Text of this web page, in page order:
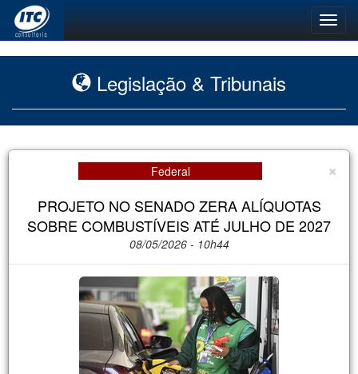
Legislação & Tribunais
×
Federal
PROJETO NO SENADO ZERA ALÍQUOTAS
SOBRE COMBUSTÍVEIS ATÉ JULHO DE 2027
08/05/2026 - 10h44